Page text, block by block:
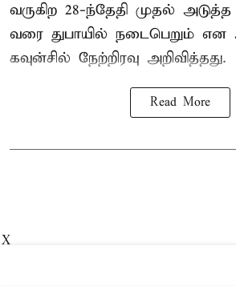
வருகிற 28-ந்தேதி முதல்
வரை துபாயில் நடைபெறும் என
கவுன்சில் நேற்றிரவு அறிவித்தது.
Read More
X